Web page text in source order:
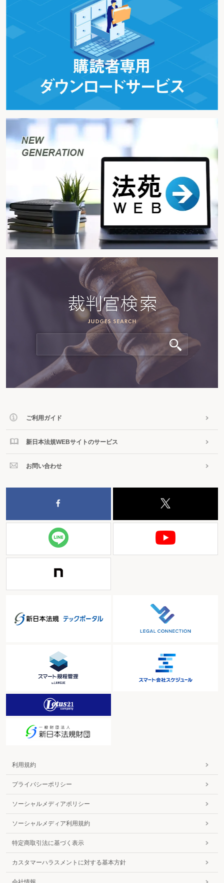
ご利用ガイド
新日本法規WEBサイトのサービス
お問い合わせ
利用規約
プライバシーポリシー
ソーシャルメディアポリシー
ソーシャルメディア利用規約
特定商取引法に基づく表示
カスタマーハラスメントに対する基本方針